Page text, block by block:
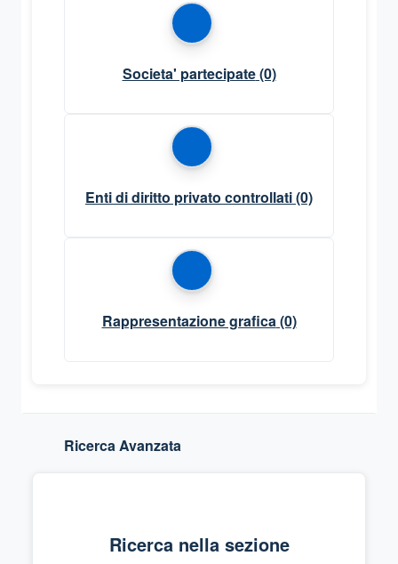
Societa' partecipate(0)
Enti di diritto privato controllati(0)
Rappresentazione grafica (0)
Ricerca Avanzata
Ricerca nella sezione